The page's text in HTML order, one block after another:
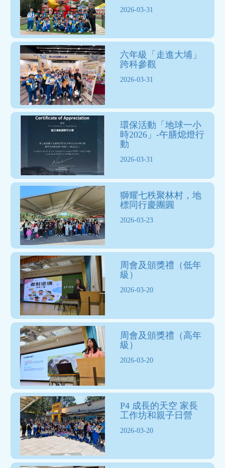
2026-03-31
六年級「走進大埔」
跨科參觀
2026-03-31
環保活動「地球一小
時2026」-午膳熄燈行
動
2026-03-31
獅耀七秩聚林村，地
標同行慶團圓
2026-03-23
周會及頒獎禮（低年
級）
2026-03-20
周會及頒獎禮（高年
級）
2026-03-20
P4 成長的天空 家長
工作坊和親子日營
2026-03-20